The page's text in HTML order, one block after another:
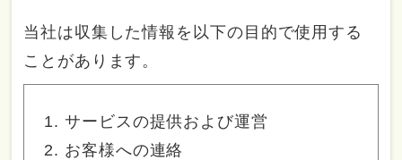
当社は収集した情報を以下の目的で使用する
ことがあります。
サービスの提供および運営
お客様への連絡